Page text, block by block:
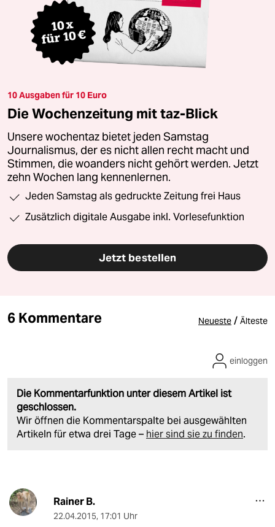
10 Ausgaben für 10 Euro
Die Wochenzeitung mit taz-Blick
Unsere wochentaz bietet jeden Samstag
Journalismus, der es nicht allen recht macht und
Stimmen, die woanders nicht gehört werden. Jetzt
zehn Wochen lang kennenlernen.
Jeden Samstag als gedruckte Zeitung frei Haus
Zusätzlich digitale Ausgabe inkl. Vorlesefunktion
Jetzt bestellen
6 Kommentare Neueste / Älteste
Die Kommentarfunktion unter diesem Artikel ist
geschlossen.
Wir öffnen die Kommentarspalte bei ausgewählten
Artikeln für etwa drei Tage – hier sind sie zu finden.
einloggen
Rainer B.
22.04.2015, 17:01 Uhr